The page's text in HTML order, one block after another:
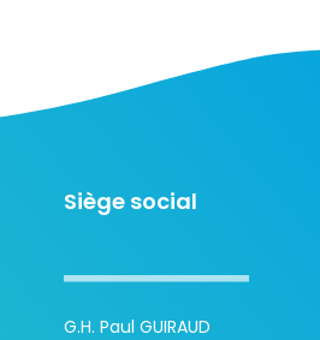
Siège social
G.H. Paul GUIRAUD